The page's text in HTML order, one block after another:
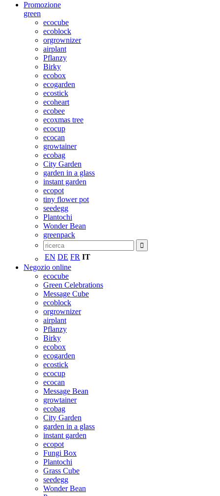
Promozione
green
ecocube
ecoblock
orgrownizer
airplant
Pflanzy
Birky
ecobox
ecogarden
ecostick
ecoheart
ecobee
ecoxmas tree
ecocup
ecocan
growtainer
ecobag
City Garden
garden in a glass
instant garden
ecopot
tiny flower pot
seedegg
Plantochi
Wonder Bean
greenpack
EN DE FR IT
Negozio online
ecocube
Green Celebrations
Message Cube
ecoblock
orgrownizer
airplant
Pflanzy
Birky
ecobox
ecogarden
ecostick
ecocup
ecocan
Message Bean
growtainer
ecobag
City Garden
garden in a glass
instant garden
ecopot
Fungi Box
Plantochi
Grass Cube
seedegg
Wonder Bean